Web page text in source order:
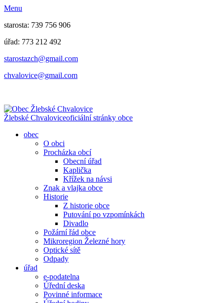
Menu
starosta: 739 756 906
úřad: 773 212 492
​​​​starostazch@gmail.com
​​​​chvalovice@gmail.com
Žlebské Chvaloviceoficiální stránky obce
obec
O obci
Procházka obcí
Obecní úřad
Kaplička
Křížek na návsi
Znak a vlajka obce
Historie
Z historie obce
Putování po vzpomínkách
Divadlo
Požární řád obce
Mikroregion Železné hory
Optické sítě
Odpady
úřad
e-podatelna
Úřední deska
Povinné informace